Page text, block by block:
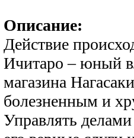
Описание:
Действие
Ичитаро – юный
магазина
болезненным и
Управлять